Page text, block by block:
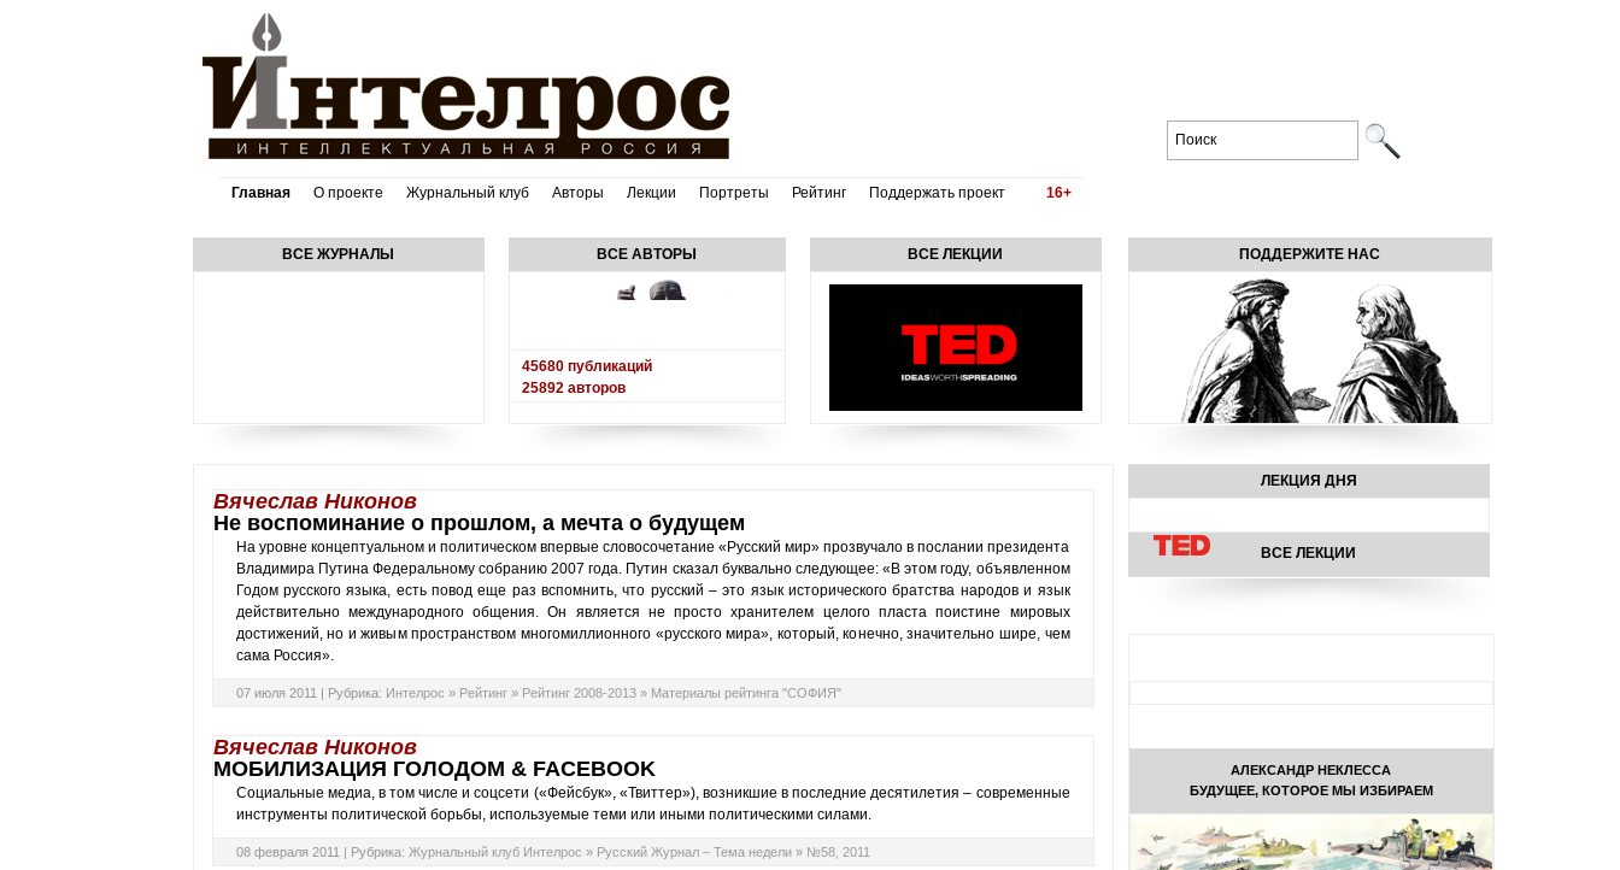
Главная О проекте Журнальный клуб Авторы Лекции Портреты Рейтинг Поддержать проект 16+
ВСЕ ЖУРНАЛЫ ВСЕ АВТОРЫ
45680публикаций
25892авторов
ВСЕ ЛЕКЦИИ
Вячеслав Никонов
Не воспоминание о прошлом, а мечта о будущем
На уровне концептуальном и политическом впервые словосочетание «Русский мир» прозвучало в послании президента
Владимира Путина Федеральному собранию 2007 года. Путин сказал буквально следующее: «В этом году, объявленном
Годом русского языка, есть повод еще раз вспомнить, что русский – это язык исторического братства народов и язык
действительно международного общения. Он является не просто хранителем целого пласта поистине мировых
достижений, но и живым пространством многомиллионного «русского мира», который, конечно, значительно шире, чем
сама Россия».
07 июля 2011 | Рубрика: Интелрос » Рейтинг» Рейтинг 2008-2013» Материалы рейтинга "СОФИЯ"
Вячеслав Никонов
МОБИЛИЗАЦИЯ ГОЛОДОМ & FACEBOOK
Социальные медиа, в том числе и соцсети («Фейсбук», «Твиттер»), возникшие в последние десятилетия – современные
инструменты политической борьбы, используемые теми или иными политическими силами.
08 февраля 2011 | Рубрика: Журнальный клуб Интелрос » Русский Журнал – Тема недели» №58, 2011
ПОДДЕРЖИТЕ НАС
ЛЕКЦИЯ ДНЯ
ВСЕ ЛЕКЦИИ
АЛЕКСАНДР НЕКЛЕССА
БУДУЩЕЕ, КОТОРОЕ МЫ ИЗБИРАЕМ